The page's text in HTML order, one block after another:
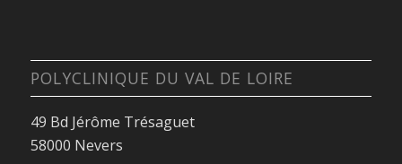
POLYCLINIQUE DU VAL DE LOIRE
49 Bd Jérôme Trésaguet
58000 Nevers